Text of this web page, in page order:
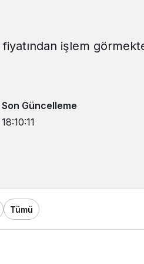
fiyatından işlem
Son Güncelleme
18:10:11
Tümü